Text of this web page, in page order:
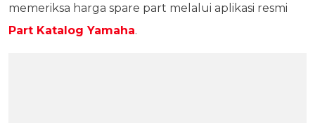
memeriksa harga spare part melalui aplikasi resmi
Part Katalog Yamaha.